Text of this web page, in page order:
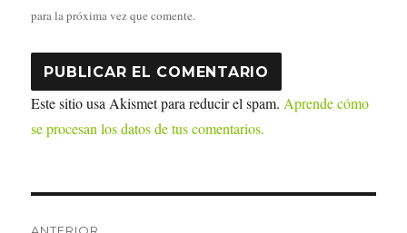
para la próxima vez que comente.
Este sitio usa Akismet para reducir el spam.Aprende cómo
se procesan los datos de tus comentarios.